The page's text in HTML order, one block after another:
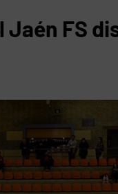
Jaén FS